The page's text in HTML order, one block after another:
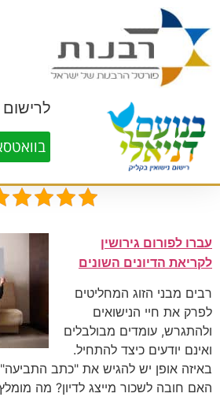
לרישום
עברו לפורום גירושין
לקריאת הדיונים השונים
רבים מבני הזוג המחליטים
לפרק את חיי הנישואים
ולהתגרש, עומדים מבולבלים
ואינם יודעים כיצד להתחיל.
באיזה אופן יש להגיש את "כתב
האם חובה לשכור מייצג לדיון? מה